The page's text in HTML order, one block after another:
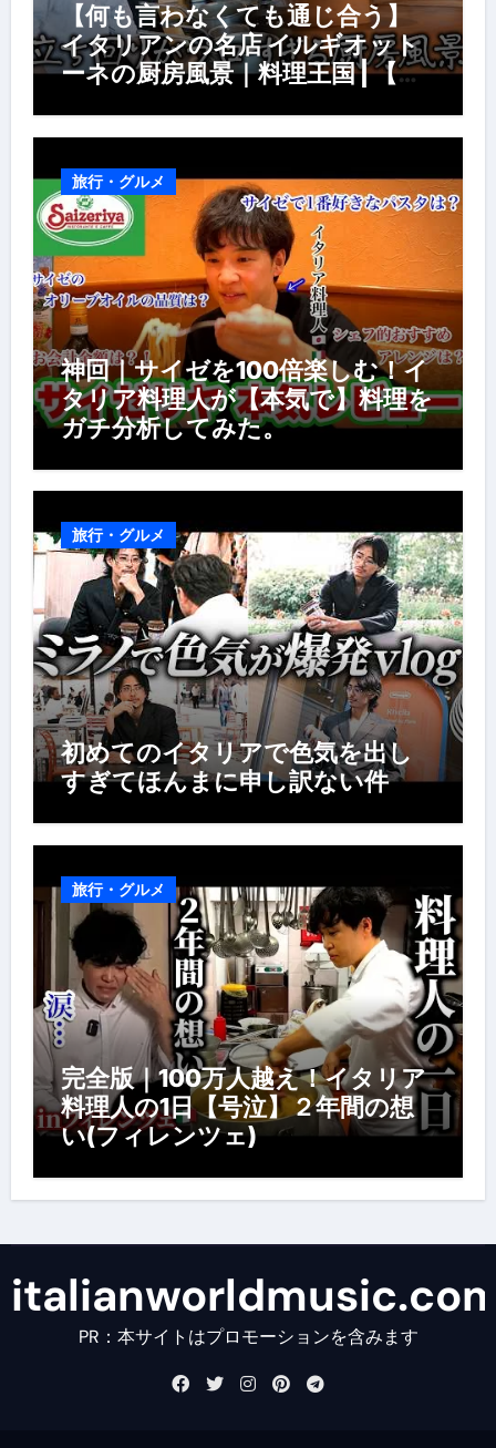
【何も言わなくても通じ合う】
イタリアンの名店 イルギオット
ーネの厨房風景｜料理王国 | 【厨
風景】
旅行・グルメ
神回｜サイゼを100倍楽しむ！イ
タリア料理人が【本気で】料理を
ガチ分析してみた。
旅行・グルメ
初めてのイタリアで色気を出し
すぎてほんまに申し訳ない件
旅行・グルメ
完全版｜100万人越え！イタリア
料理人の1日【号泣】２年間の想
い(フィレンツェ)
PR：本サイトはプロモーションを含みます